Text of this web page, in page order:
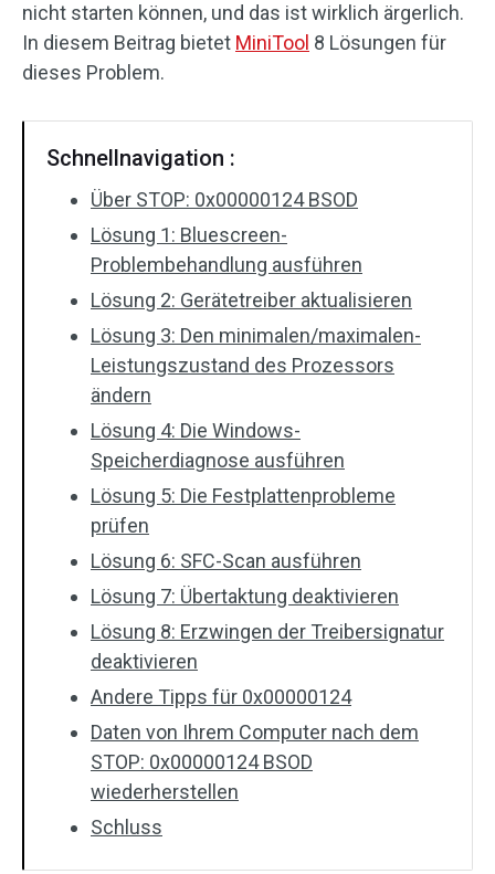
nicht starten können, und das ist wirklich ärgerlich.
In diesem Beitrag bietet MiniTool 8 Lösungen für
dieses Problem.
Schnellnavigation :
Über STOP: 0x00000124 BSOD
Lösung 1: Bluescreen-
Problembehandlung ausführen
Lösung 2: Gerätetreiber aktualisieren
Lösung 3: Den minimalen/maximalen-
Leistungszustand des Prozessors
ändern
Lösung 4: Die Windows-
Speicherdiagnose ausführen
Lösung 5: Die Festplattenprobleme
prüfen
Lösung 6: SFC-Scan ausführen
Lösung 7: Übertaktung deaktivieren
Lösung 8: Erzwingen der Treibersignatur
deaktivieren
Andere Tipps für 0x00000124
Daten von Ihrem Computer nach dem
STOP: 0x00000124 BSOD
wiederherstellen
Schluss